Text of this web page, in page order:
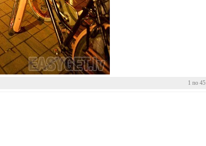
1 no 45